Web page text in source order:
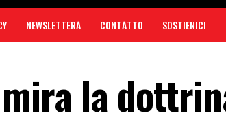
NEWSLETTERA CONTATTO SOSTIENICI
la